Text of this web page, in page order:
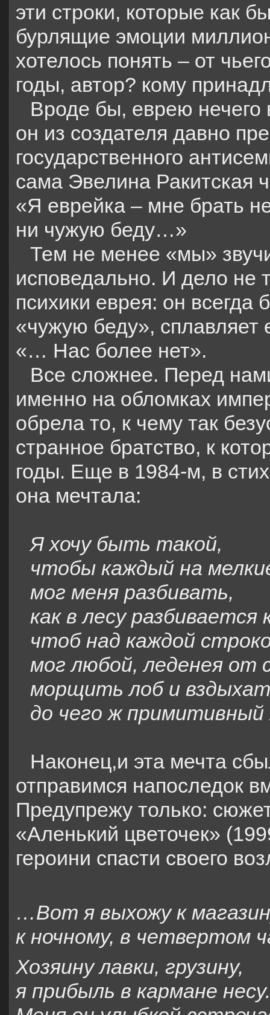
эти строки, которые как
бурлящие эмоции
хотелось понять – от
годы, автор? кому
Вроде бы, еврею нечего
он из создателя давно
государственного
сама Эвелина Ракитская
«Я еврейка – мне брать
ни чужую беду…»
Тем не менее «мы»
исповедально. И дело не
психики еврея: он
«чужую беду», сплавляет
«… Нас более нет».
Все сложнее. Перед
именно на обломках
обрела то, к чему так
странное братство, к
годы. Еще в 1984-м, в
она мечтала:
Я хочу быть такой,
чтобы каждый на
мог меня разбивать,
как в лесу разбивается
чтоб над каждой
мог любой, леденея от
морщить лоб и
до чего ж
Наконец,и эта мечта
отправимся напоследок
Предупрежу только:
«Аленький цветочек»
героини спасти своего
…Вот я выхожу к
к ночному, в четвертом
Хозяину лавки, грузину,
я прибыль в кармане несу.